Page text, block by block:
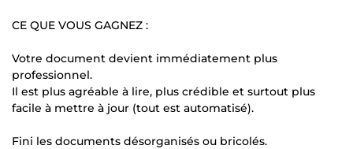
CE QUE VOUS GAGNEZ :
Votre document devient immédiatement plus
professionnel.
Il est plus agréable à lire, plus crédible et surtout plus
facile à mettre à jour (tout est automatisé).
Fini les documents désorganisés ou bricolés.